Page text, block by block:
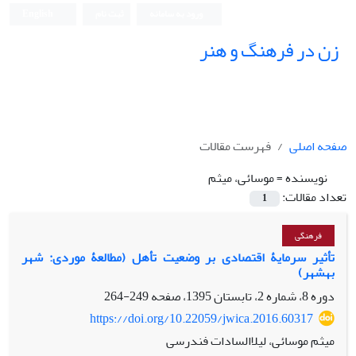
زن در فرهنگ و هنر
صفحه اصلی
فهرست مقالات
نویسنده =موسائی، میثم
تعداد مقالات:
1
فرهنگی
تأثیر سرمایۀ اقتصادی بر وضعیت تأهل (مطالعۀ موردی: شهر
بهشهر)
دوره 8، شماره 2، تابستان 1395، صفحه
249-264
https://doi.org/10.22059/jwica.2016.60317
میثم موسائی، لیلاالسادات فندرسی